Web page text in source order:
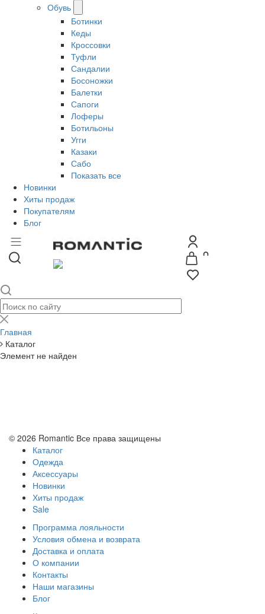
Обувь
Ботинки
Кеды
Кроссовки
Туфли
Сандалии
Босоножки
Балетки
Сапоги
Лоферы
Ботильоны
Угги
Казаки
Сабо
Показать все
Новинки
Хиты продаж
Покупателям
Блог
Главная
Каталог
Элемент не найден
© 2026 Romantic Все права защищены
Каталог
Одежда
Аксессуары
Новинки
Хиты продаж
Sale
Программа лояльности
Условия обмена и возврата
Доставка и оплата
О компании
Контакты
Наши магазины
Блог